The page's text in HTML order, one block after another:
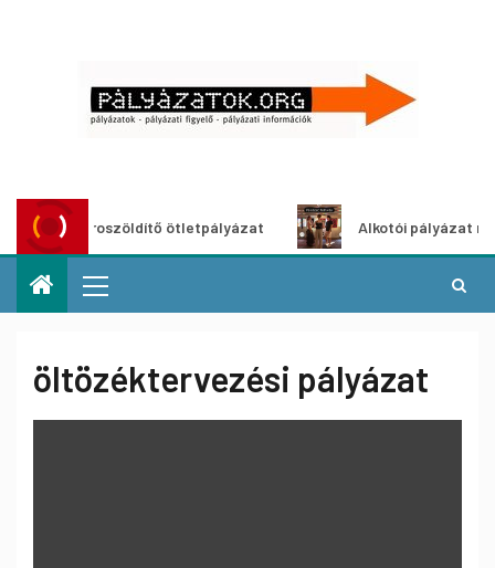
Városzöldítő ötletpályázat Alkotói pályázat
öltözéktervezési pályázat